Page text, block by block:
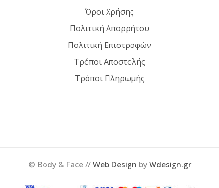
Όροι Χρήσης
Πολιτική Απορρήτου
Πολιτική Επιστροφών
Τρόποι Αποστολής
Τρόποι Πληρωμής
© Body & Face //Web Design byWdesign.gr